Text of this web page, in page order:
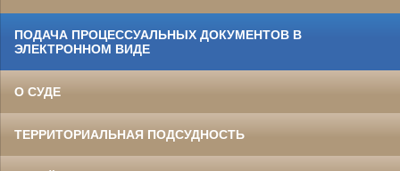
ПОДАЧА ПРОЦЕССУАЛЬНЫХ ДОКУМЕНТОВ В
ЭЛЕКТРОННОМ ВИДЕ
О СУДЕ
ТЕРРИТОРИАЛЬНАЯ ПОДСУДНОСТЬ